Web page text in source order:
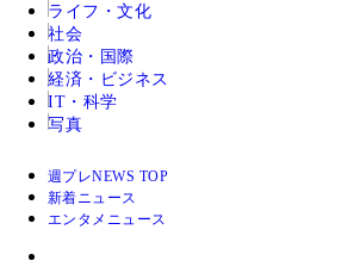
ライフ・文化
社会
政治・国際
経済・ビジネス
IT・科学
写真
週プレNEWS TOP
新着ニュース
エンタメニュース